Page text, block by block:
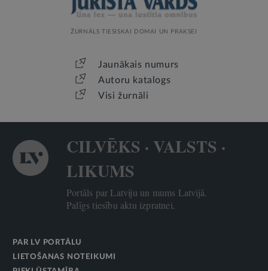
ŽURNĀLS TIESISKAI DOMAI UN PRAKSEI
Jaunākais numurs
Autoru katalogs
Visi žurnāli
CILVĒKS · VALSTS ·
LIKUMS
Portāls par Latviju un mums Latvijā.
Palīgs tiesību aktu izpratnei.
PAR LV PORTĀLU
LIETOŠANAS NOTEIKUMI